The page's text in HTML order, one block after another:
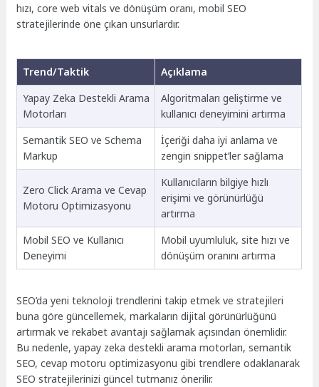
hızı, core web vitals ve dönüşüm oranı, mobil SEO
stratejilerinde öne çıkan unsurlardır.
Trend/Taktik
Açıklama
Yapay Zeka Destekli Arama
Motorları
Algoritmaları geliştirme ve
kullanıcı deneyimini artırma
Semantik SEO ve Schema
Markup
İçeriği daha iyi anlama ve
zengin snippet’ler sağlama
Zero Click Arama ve Cevap
Motoru Optimizasyonu
Kullanıcıların bilgiye hızlı
erişimi ve görünürlüğü
artırma
Mobil SEO ve Kullanıcı
Deneyimi
Mobil uyumluluk, site hızı ve
dönüşüm oranını artırma
SEO’da yeni teknoloji trendlerini takip etmek ve stratejileri
buna göre güncellemek, markaların dijital görünürlüğünü
artırmak ve rekabet avantajı sağlamak açısından önemlidir.
Bu nedenle, yapay zeka destekli arama motorları, semantik
SEO, cevap motoru optimizasyonu gibi trendlere odaklanarak
SEO stratejilerinizi güncel tutmanız önerilir.